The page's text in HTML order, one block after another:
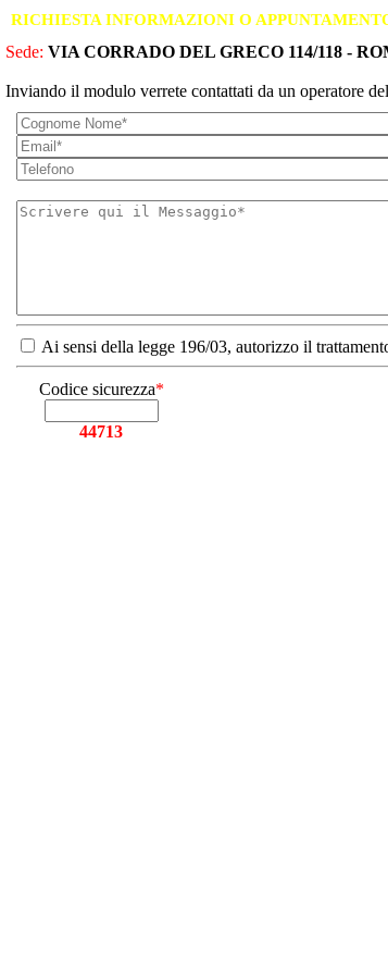
RICHIESTA INFORMAZIONI O
Sede: VIA CORRADO DEL GRECO 114/118 -
Inviando il modulo verrete contattati da un operatore
Ai sensi della legge 196/03, autorizzo il
Codice sicurezza*
44713